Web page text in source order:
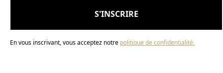
En vous inscrivant, vous acceptez notre politique de confidentialité.